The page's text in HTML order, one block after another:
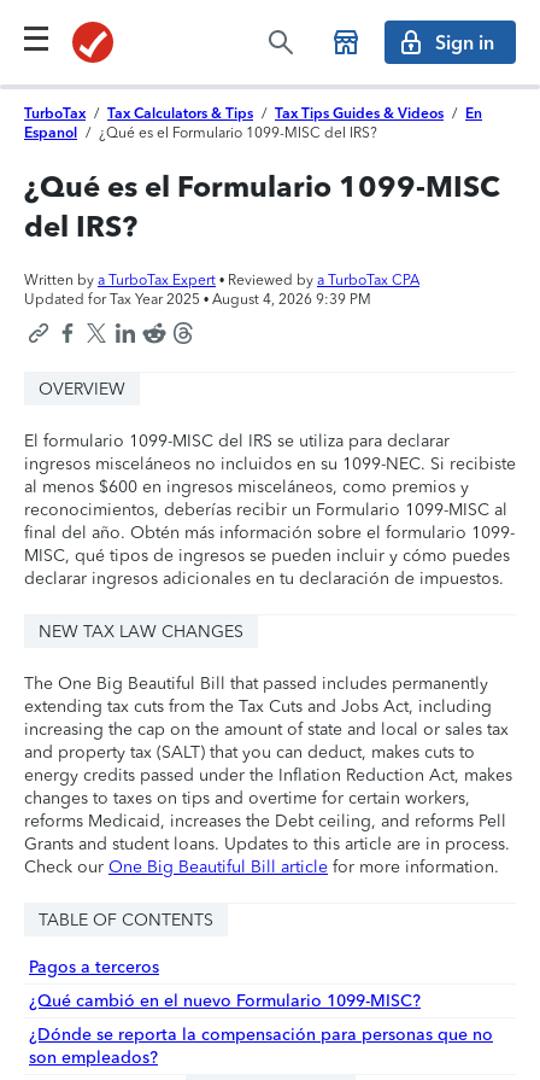
Sign in
TurboTax / Tax Calculators & Tips / Tax Tips Guides & Videos / En
Espanol
/ ¿Qué es el Formulario 1099-MISC del IRS?
¿Qué es el Formulario 1099-MISC
del IRS?
Written by a TurboTax Expert • Reviewed by a TurboTax CPA
Updated for Tax Year 2025 • August 4, 2026 9:39 PM
OVERVIEW
El formulario 1099-MISC del IRS se utiliza para declarar
ingresos misceláneos no incluidos en su 1099-NEC. Si recibiste
al menos $600 en ingresos misceláneos, como premios y
reconocimientos, deberías recibir un Formulario 1099-MISC al
final del año. Obtén más información sobre el formulario 1099-
MISC, qué tipos de ingresos se pueden incluir y cómo puedes
declarar ingresos adicionales en tu declaración de impuestos.
NEW TAX LAW CHANGES
The One Big Beautiful Bill that passed includes permanently
extending tax cuts from the Tax Cuts and Jobs Act, including
increasing the cap on the amount of state and local or sales tax
and property tax (SALT) that you can deduct, makes cuts to
energy credits passed under the Inflation Reduction Act, makes
changes to taxes on tips and overtime for certain workers,
reforms Medicaid, increases the Debt ceiling, and reforms Pell
Grants and student loans. Updates to this article are in process.
Check our One Big Beautiful Bill article for more information.
TABLE OF CONTENTS
Pagos a terceros
¿Qué cambió en el nuevo Formulario 1099-MISC?
¿Dónde se reporta la compensación para personas que no
son empleados?